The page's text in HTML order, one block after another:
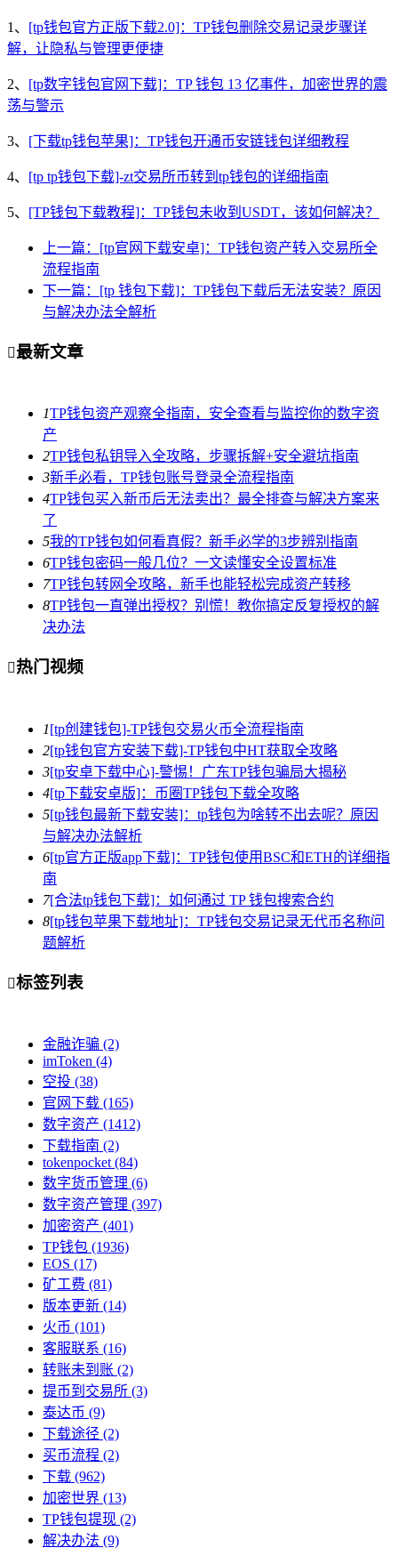
1、 [tp钱包官方正版下载2.0]：TP钱包删除交易记录步骤详
解，让隐私与管理更便捷
2、 [tp数字钱包官网下载]：TP 钱包 13 亿事件，加密世界的震
荡与警示
3、 [下载tp钱包苹果]：TP钱包开通币安链钱包详细教程
4、 [tp tp钱包下载]-zt交易所币转到tp钱包的详细指南
5、 [TP钱包下载教程]：TP钱包未收到USDT，该如何解决？
上一篇：[tp官网下载安卓]：TP钱包资产转入交易所全
流程指南
下一篇：[tp 钱包下载]：TP钱包下载后无法安装？原因
与解决办法全解析
最新文章
1TP钱包资产观察全指南，安全查看与监控你的数字资
产
2TP钱包私钥导入全攻略，步骤拆解+安全避坑指南
3新手必看，TP钱包账号登录全流程指南
4TP钱包买入新币后无法卖出？最全排查与解决方案来
了
5我的TP钱包如何看真假？新手必学的3步辨别指南
6TP钱包密码一般几位？一文读懂安全设置标准
7TP钱包转网全攻略，新手也能轻松完成资产转移
8TP钱包一直弹出授权？别慌！教你搞定反复授权的解
决办法
热门视频
1[tp创建钱包]-TP钱包交易火币全流程指南
2[tp钱包官方安装下载]-TP钱包中HT获取全攻略
3[tp安卓下载中心]-警惕！广东TP钱包骗局大揭秘
4[tp下载安卓版]：币圈TP钱包下载全攻略
5[tp钱包最新下载安装]：tp钱包为啥转不出去呢？原因
与解决办法解析
6[tp官方正版app下载]：TP钱包使用BSC和ETH的详细指
南
7[合法tp钱包下载]：如何通过 TP 钱包搜索合约
8[tp钱包苹果下载地址]：TP钱包交易记录无代币名称问
题解析
标签列表
金融诈骗 (2)
imToken (4)
空投 (38)
官网下载 (165)
数字资产 (1412)
下载指南 (2)
tokenpocket (84)
数字货币管理 (6)
数字资产管理 (397)
加密资产 (401)
TP钱包 (1936)
EOS (17)
矿工费 (81)
版本更新 (14)
火币 (101)
客服联系 (16)
转账未到账 (2)
提币到交易所 (3)
泰达币 (9)
下载途径 (2)
买币流程 (2)
下载 (962)
加密世界 (13)
TP钱包提现 (2)
解决办法 (9)